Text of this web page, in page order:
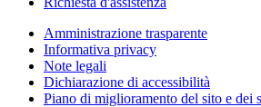
Amministrazione trasparente
Informativa privacy
Note legali
Dichiarazione di accessibilità
Piano di miglioramento del sito e dei